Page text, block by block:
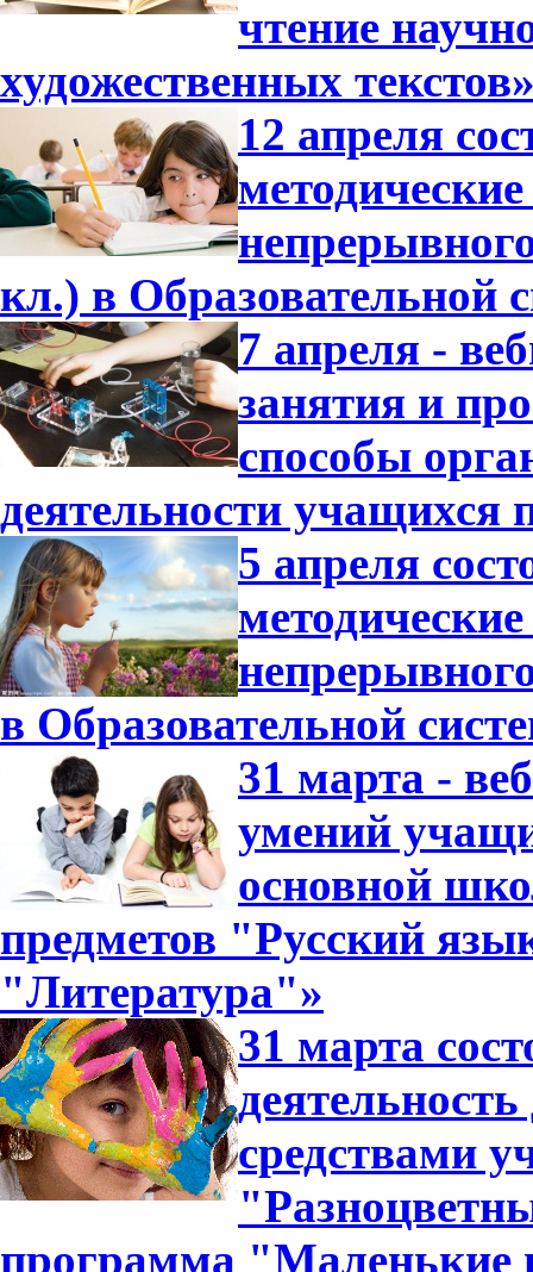
чтение
художественных
12 апреля
кл.) в Образовательной
7 апреля -
занятия и
способы
деятельности учащихся
5 апреля
в Образовательной
31 марта -
умений
основной
предметов "Русский
"Литература"»
31 марта
средствами
программа "Маленькие